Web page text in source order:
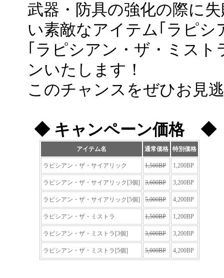
武器・防具の強化の際に
い素敵なアイテム｢ラピ
｢ラピシアン・ザ・ミス
ンいたします！
このチャンスをぜひお見
◆ キャンペーン価格 ◆
アイテム名 通常価格 特別価格
ラピシアン・ザ・サイアリック 1,500BP 1,200BP
ラピシアン・ザ・サイアリック[3個] 3,600BP 3,200BP
ラピシアン・ザ・サイアリック[5個] 5,000BP 4,200BP
ラピシアン・ザ・ミストラ 1,500BP 1,200BP
ラピシアン・ザ・ミストラ[3個] 3,600BP 3,200BP
ラピシアン・ザ・ミストラ[5個] 5,000BP 4,200BP